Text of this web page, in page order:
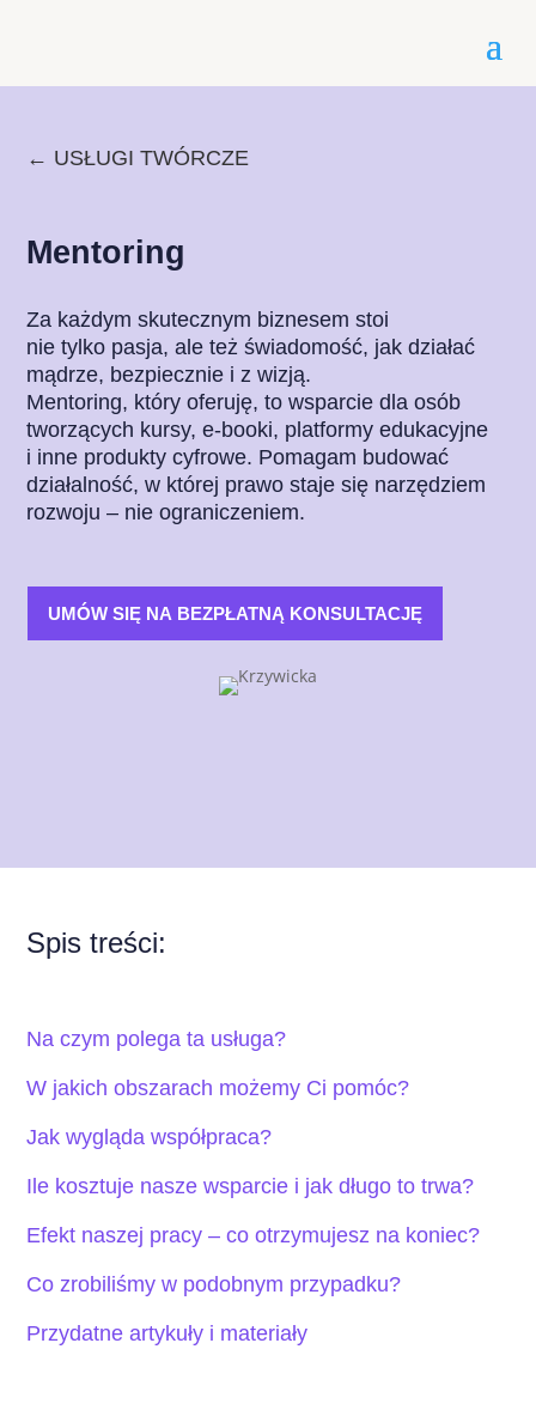
← USŁUGI TWÓRCZE
Mentoring
Za każdym skutecznym biznesem stoi
nie tylko pasja, ale też świadomość, jak działać
mądrze, bezpiecznie i z wizją.
Mentoring, który oferuję, to wsparcie dla osób
tworzących kursy, e-booki, platformy edukacyjne
i inne produkty cyfrowe. Pomagam budować
działalność, w której prawo staje się narzędziem
rozwoju – nie ograniczeniem.
UMÓW SIĘ NA BEZPŁATNĄ KONSULTACJĘ
Spis treści:
Na czym polega ta usługa?
W jakich obszarach możemy Ci pomóc?
Jak wygląda współpraca?
Ile kosztuje nasze wsparcie i jak długo to trwa?
Efekt naszej pracy – co otrzymujesz na koniec?
Co zrobiliśmy w podobnym przypadku?
Przydatne artykuły i materiały